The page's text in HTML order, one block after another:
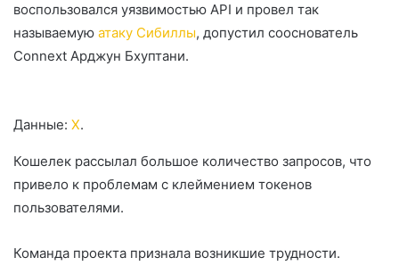
воспользовался уязвимостью API и провел так
называемую атаку Сибиллы, допустил сооснователь
Connext Арджун Бхуптани.
Данные: X.
Кошелек рассылал большое количество запросов, что
привело к проблемам с клеймением токенов
пользователями.
Команда проекта признала возникшие трудности.